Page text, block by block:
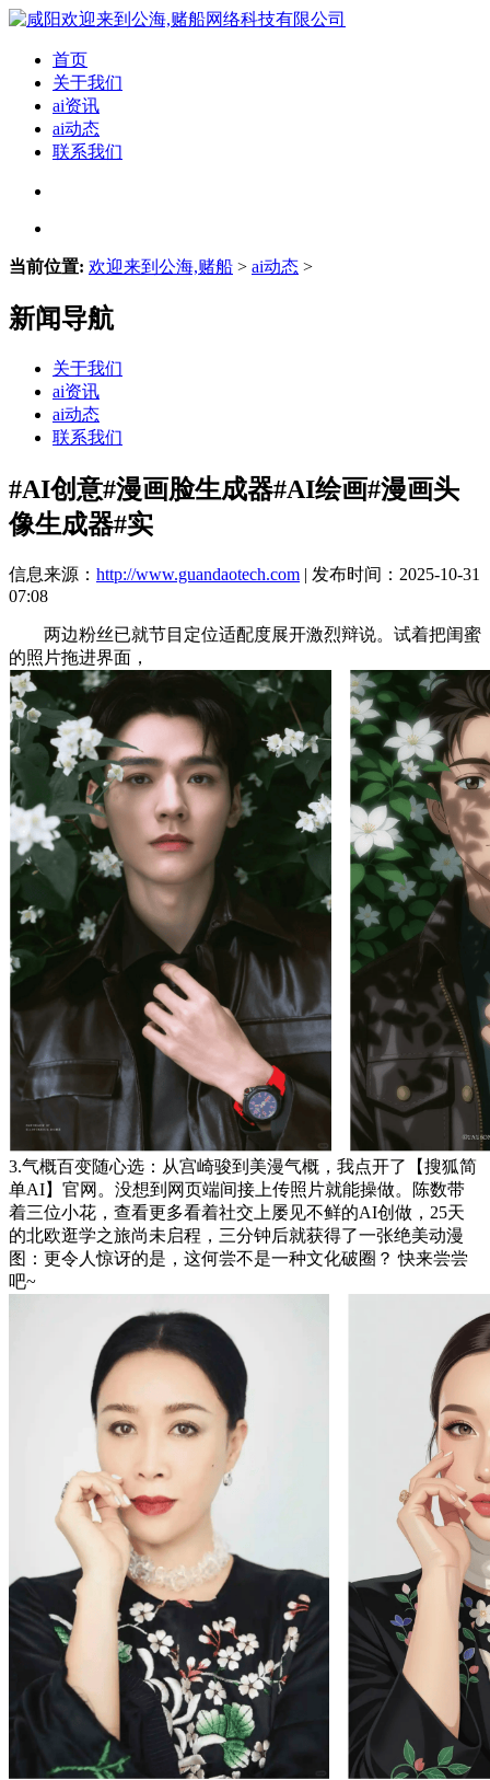
首页
关于我们
ai资讯
ai动态
联系我们
当前位置: 欢迎来到公海,赌船 > ai动态 >
新闻导航
关于我们
ai资讯
ai动态
联系我们
#AI创意#漫画脸生成器#AI绘画#漫画头
像生成器#实
信息来源： http://www.guandaotech.com | 发布时间：2025-10-31
07:08
两边粉丝已就节目定位适配度展开激烈辩说。试着把闺蜜
的照片拖进界面，
3.气概百变随心选：从宫崎骏到美漫气概，我点开了【搜狐简
单AI】官网。没想到网页端间接上传照片就能操做。陈数带
着三位小花，查看更多看着社交上屡见不鲜的AI创做，25天
的北欧逛学之旅尚未启程，三分钟后就获得了一张绝美动漫
图：更令人惊讶的是，这何尝不是一种文化破圈？ 快来尝尝
吧~